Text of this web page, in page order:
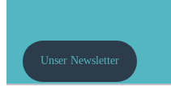
Unser Newsletter